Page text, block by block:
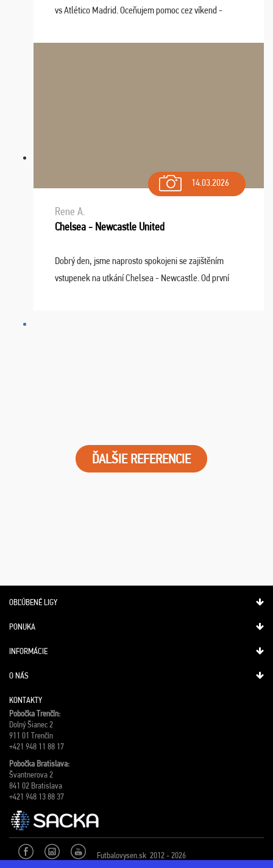
vs Atlético Madrid. Oceňujem pomoc cez víkend -
spokojnosti. Sedenie bolo dobré, štadión Barnabéu ...
14.03.2026
Rene A.
Chelsea - Newcastle United
Dobrý den, jsme naprosto spokojeni se zajištěním
vstupenek na utkání Chelsea - Newcastle. Od první
ĎALŠIE REFERENCIE
OBĽÚBENÉ LIGY
PONUKA
INFORMÁCIE
O NÁS
KONTAKTY
Pobočka Trenčín:
Dolný Šianec 2
911 01 Trenčín
+421 948 11 88 17
Pobočka Bratislava:
Švantnerova 2
841 02 Bratislava
+421 948 13 88 37
Futbalovysen.sk 2012 - 2026